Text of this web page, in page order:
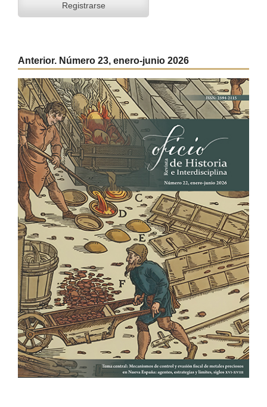
Registrarse
Anterior. Número 23, enero-junio 2026